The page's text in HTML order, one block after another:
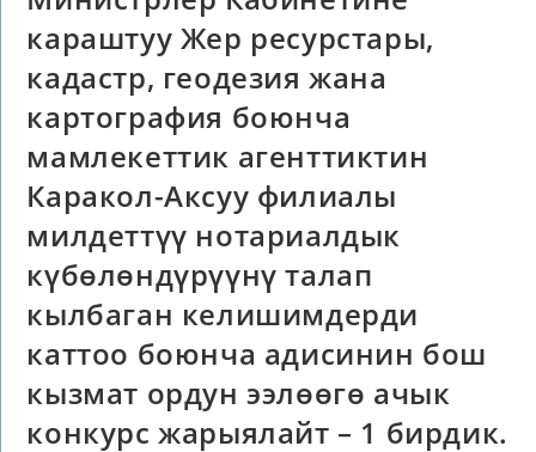
караштуу Жер ресурстары,
кадастр, геодезия жана
картография боюнча
мамлекеттик агенттиктин
Каракол-Аксуу филиалы
милдеттүү нотариалдык
күбөлөндүрүүнү талап
кылбаган келишимдерди
каттоо боюнча адисинин бош
кызмат ордун ээлөөгө ачык
конкурс жарыялайт – 1 бирдик.